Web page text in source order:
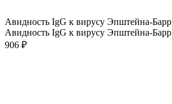
Авидность IgG к вирусу Эпштейна-Барр
Авидность IgG к вирусу Эпштейна-Барр
906 ₽